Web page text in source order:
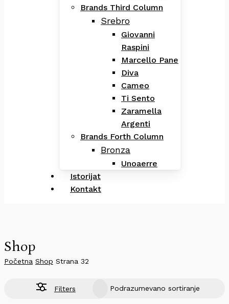
Brands Third Column
Srebro
Giovanni
Raspini
Marcello Pane
Diva
Cameo
Ti Sento
Zaramella
Argenti
Brands Forth Column
Bronza
Unoaerre
Istorijat
Kontakt
Shop
Početna Shop Strana 32
Filters